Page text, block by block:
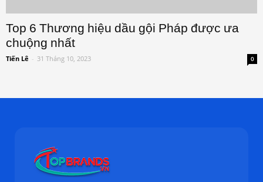
Top 6 Thương hiệu dầu gội Pháp được ưa
chuộng nhất
Tiến Lê - 31 Tháng 10, 2023 0